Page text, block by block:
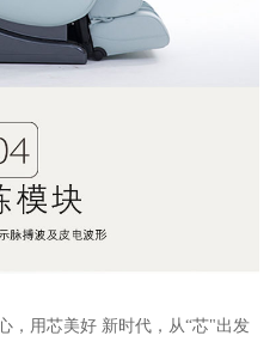
，用芯美好 新时代，从“芯"出发